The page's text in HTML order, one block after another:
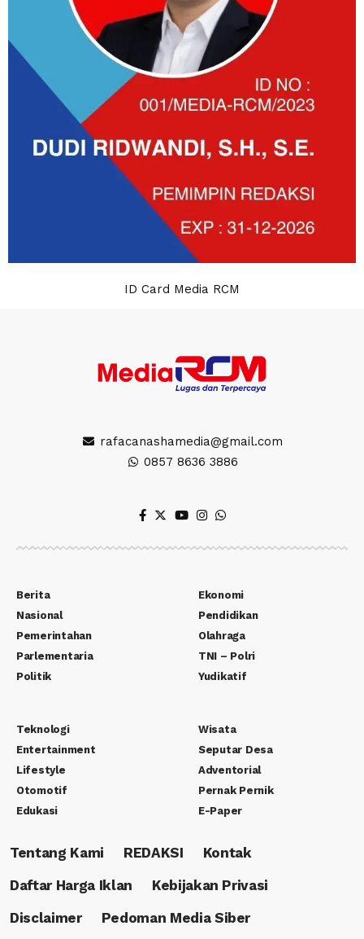
ID Card Media RCM
rafacanashamedia@gmail.com
0857 8636 3886
Berita
Nasional
Pemerintahan
Parlementaria
Politik
Ekonomi
Pendidikan
Olahraga
TNI – Polri
Yudikatif
Teknologi
Entertainment
Lifestyle
Otomotif
Edukasi
Wisata
Seputar Desa
Adventorial
Pernak Pernik
E-Paper
Tentang Kami REDAKSI
Kontak
Daftar Harga Iklan
Kebijakan Privasi
Disclaimer
Pedoman Media Siber